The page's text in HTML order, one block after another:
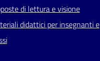
di lettura e visione
didattici per insegnanti e